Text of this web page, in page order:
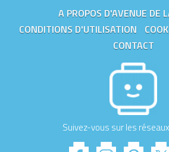
A PROPOS D'AVENUE DE
CONDITIONS D'UTILISATION
CONTACT
Suivez-vous sur les